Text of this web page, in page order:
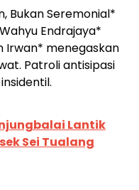
Bukan Seremonial*
Endrajaya*
Irwan* menegaskan
Patroli antisipasi
Lantik
Sei Tualang